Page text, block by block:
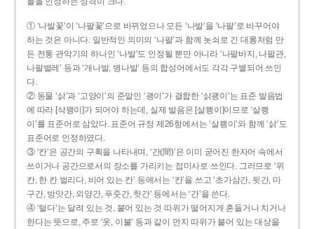
① ‘나발꽃’이 ‘나팔꽃’으로 바뀌었으나 모든 ‘나발’을 ‘나팔’로 바꾸어야
하는 것은 아니다. 일반적인 의미의 ‘나팔’과 함께 놋쇠로 긴 대롱처럼 만
든 전통 관악기의 하나인 ‘나발’도 인정될 뿐만 아니라 ‘나팔바지, 나팔관,
나팔벌레’ 등과 ‘개나발, 병나발’ 등의 합성어에서도 각각 구별되어 쓰인
다.
② 동물 ‘삵’과 ‘고양이’의 준말인 ‘괭이’가 결합한 ‘삵괭이’는 표준 발음법
에 따라 [삭꽹이]가 되어야 하는데, 실제 발음은 [살쾡이]이므로 ‘살쾡
이’를 표준어로 삼았다. 표준어 규정 제26항에서는 ‘살쾡이’와 함께 ‘삵’도
표준어로 인정하였다.
③ ‘칸’은 공간의 구획을 나타내며, ‘간(間)’은 이미 굳어진 한자어 속에서
쓰이거나 공간으로서의 장소를 가리키는 접미사로 쓰인다. 그러므로 ‘위
칸, 한 칸 벌리다, 비어 있는 칸’ 등에서는 ‘칸’을 쓰고 ‘초가삼간, 뒷간, 마
구간, 방앗간, 외양간, 푸줏간, 헛간’ 등에서는 ‘간’을 쓴다.
④ ‘털다’는 달려 있는 것, 붙어 있는 것 따위가 떨어지게 흔들거나 치거나
한다는 뜻으로, 주로 ‘옷, 이불’ 등과 같이 먼지 따위가 붙어 있는 대상을